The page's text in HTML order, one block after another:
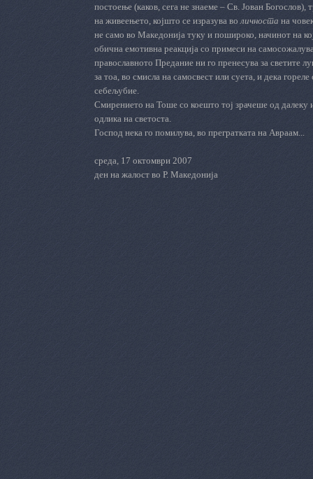
постоење (каков, сега не знаеме – Св. Јован
на живеењето, којшто се изразува воличноста на
не само во Македонија туку и пошироко, начинот на
обична емотивна реакција со примеси на
православното Предание ни го пренесува за светите
за тоа, во смисла на самосвест или суета, и дека
себељубие.
Смирението на Тоше со коешто тој зрачеше од далеку
одлика на светоста.
Господ нека го помилува, во прегратката на Авраам...
среда, 17 октомври 2007
ден на жалост во Р. Македонија